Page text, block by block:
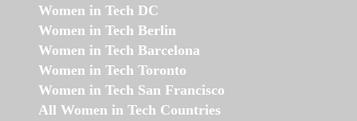
Women in Tech DC
Women in Tech Berlin
Women in Tech Barcelona
Women in Tech Toronto
Women in Tech San Francisco
All Women in Tech Countries